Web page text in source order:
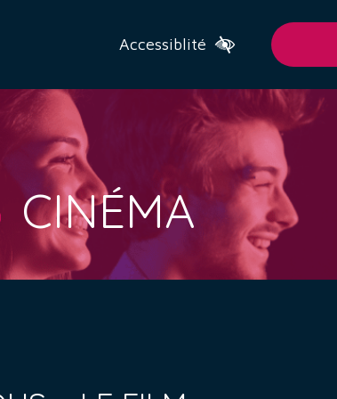
Accessiblité
CINÉMA